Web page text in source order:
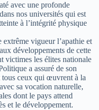
avec une profonde
nos universités qui est
à l’intégrité physique
vigueur l’apathie et
développements de cette
victimes les élites nationale
a assuré de son
tous ceux qui œuvrent à la
sa vocation naturelle,
dont le pays attend
et le développement.